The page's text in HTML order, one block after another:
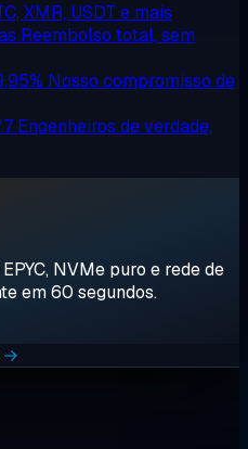
XMR, USDT e mais
Reembolso total, sem
Nosso compromisso de
Engenheiros de verdade,
NVMe puro e rede de
em 60 segundos.
→